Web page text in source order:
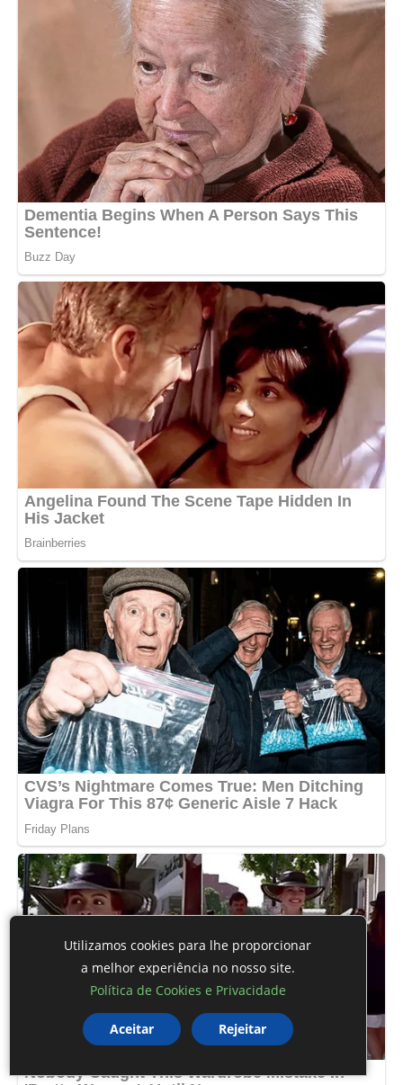
Utilizamos cookies para lhe proporcionar
a melhor experiência no nosso site.
Política de Cookies e Privacidade
Aceitar Rejeitar